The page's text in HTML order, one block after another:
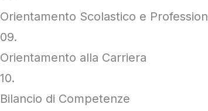
Orientamento Scolastico e
09.
Orientamento alla Carriera
10.
Bilancio di Competenze